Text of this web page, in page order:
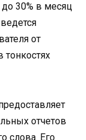
30% в месяц
от
тонкостях
отчетов
слова. Его